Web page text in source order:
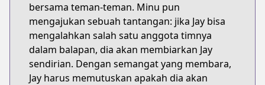
bersama teman-teman. Minu pun
mengajukan sebuah tantangan: jika Jay bisa
mengalahkan salah satu anggota timnya
dalam balapan, dia akan membiarkan Jay
sendirian. Dengan semangat yang membara,
Jay harus memutuskan apakah dia akan